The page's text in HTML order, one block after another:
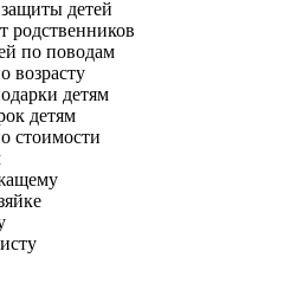
детей
родственников
по поводам
возрасту
детям
детям
стоимости